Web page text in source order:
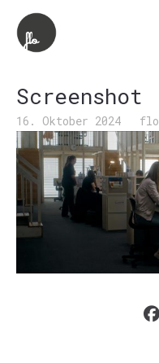
Screenshot
16. Oktober 2024 flo